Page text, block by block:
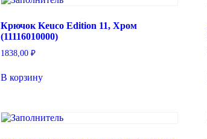
Крючок Keuco Edition 11, Хром
(11116010000)
1838,00 ₽
В корзину